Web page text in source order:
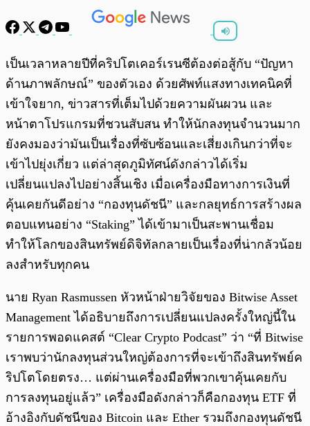
0:00 0:00
เป็นเวลาหลายปีที่คริปโตเคอร์เรนซีต้องต่อสู้กับ “ปัญหา
ด้านภาพลักษณ์” ของตัวเอง ด้วยศัพท์แสงทางเทคนิคที่
เข้าใจยาก, ข่าวสารที่เต็มไปด้วยความผันผวน และ
หน้าตาโปรแกรมที่ชวนสับสน ทำให้นักลงทุนจำนวนมาก
ยังคงมองว่ามันเป็นเรื่องที่ซับซ้อนและเสี่ยงเกินกว่าที่จะ
เข้าไปยุ่งเกี่ยว แต่ล่าสุดภูมิทัศน์ดังกล่าวได้เริ่ม
เปลี่ยนแปลงไปอย่างสิ้นเชิง เมื่อเครื่องมือทางการเงินที่
คุ้นเคยกันดีอย่าง “กองทุนดัชนี” และกลยุทธ์การสร้างผล
ตอบแทนอย่าง “Staking” ได้เข้ามาเป็นสะพานเชื่อม
ทำให้โลกของสินทรัพย์ดิจิทัลกลายเป็นเรื่องที่น่ากลัวน้อย
ลงสำหรับทุกคน
นาย Ryan Rasmussen หัวหน้าฝ่ายวิจัยของ Bitwise Asset
Management ได้อธิบายถึงการเปลี่ยนแปลงครั้งใหญ่นี้ใน
รายการพอดแคสต์ “Clear Crypto Podcast” ว่า “ที่ Bitwise
เราพบว่านักลงทุนส่วนใหญ่ต้องการที่จะเข้าถึงสินทรัพย์ค
ริปโตโดยตรง… แต่ผ่านเครื่องมือที่พวกเขาคุ้นเคยกับ
การลงทุนอยู่แล้ว” เครื่องมือดังกล่าวก็คือกองทุน ETF ที่
อ้างอิงกับดัชนีของ Bitcoin และ Ether รวมถึงกองทุนดัชนี